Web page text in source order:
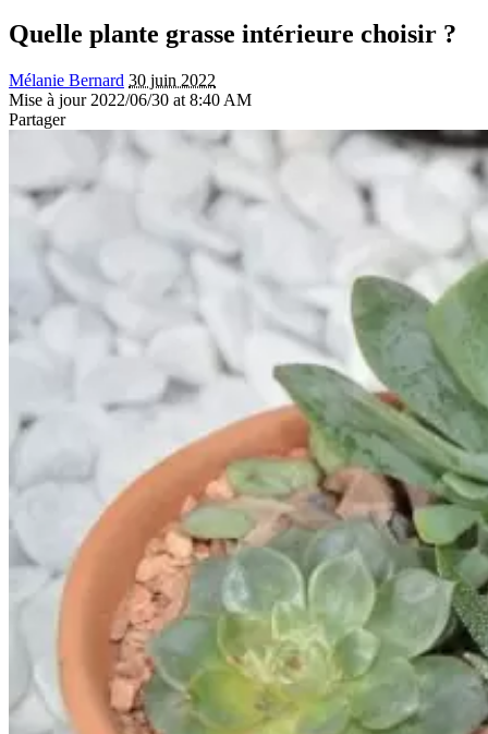
Quelle plante grasse intérieure choisir ?
Mélanie Bernard 30 juin 2022
Mise à jour 2022/06/30 at 8:40 AM
Partager